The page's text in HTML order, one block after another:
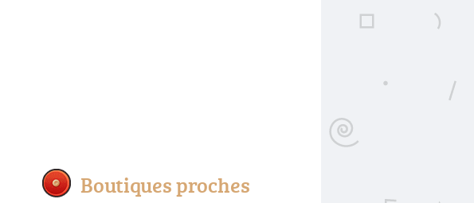
Boutiques proches